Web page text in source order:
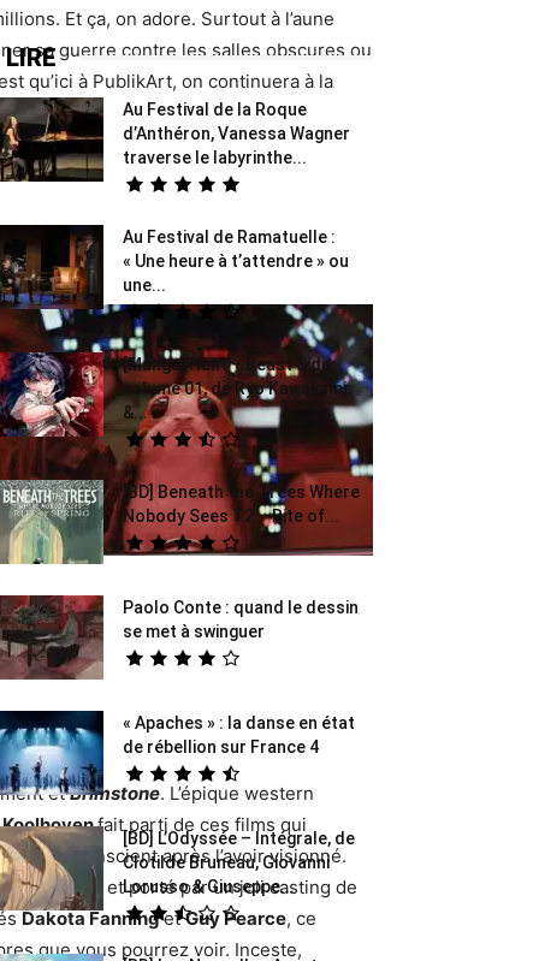
Et ça, on adore. Surtout à l’aune
sa guerre contre les salles obscures ou
qu’ici à PublikArt, on continuera à la
etBrimstone. L’épique western
fait parti de ces films qui
subconscient après l’avoir visionné.
de bruits et porté par un joli casting de
Dakota FanningetGuy Pearce, ce
que vous pourrez voir. Inceste,
Au Festival de la Roque
d’Anthéron, Vanessa Wagner
traverse le labyrinthe...
Au Festival de Ramatuelle :
« Une heure à t’attendre » ou
une...
[Manga] Hunt – Beast Side,
volume 01, de Ryo Kawakami
&...
[BD] Beneath the Trees Where
Nobody Sees T2 – Rite of...
Paolo Conte : quand le dessin
se met à swinguer
« Apaches » : la danse en état
de rébellion sur France 4
[BD] L’Odyssée – Intégrale, de
Clotilde Bruneau, Giovanni
Lorusso & Giuseppe...